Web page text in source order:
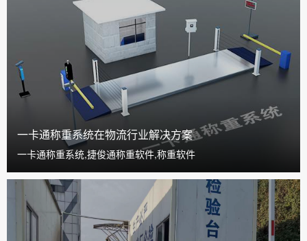
一卡通称重系统在物流行业解决方案
一卡通称重系统,捷俊通称重软件,称重软件